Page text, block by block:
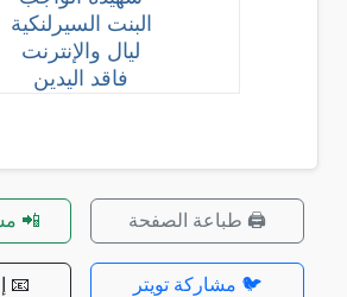
البنت السيرلنكية
ليال والإنترنت
فاقد اليدين
🖨️ طباعة الصفحة 📲
🐦 مشاركة تويتر 📧